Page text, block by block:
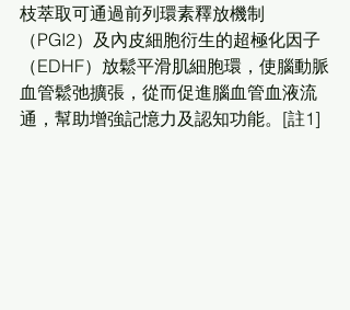
枝萃取可通過前列環素釋放機制
（PGI2）及內皮細胞衍生的超極化因子
（EDHF）放鬆平滑肌細胞環，使腦動脈
血管鬆弛擴張，從而促進腦血管血液流
通，幫助增強記憶力及認知功能。[註1]